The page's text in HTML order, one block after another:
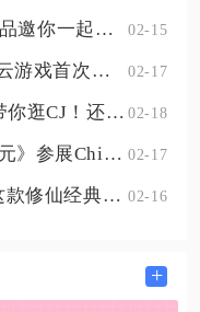
青蓝色内部空间，空
压力按钮，操控艾达
重磅消息：ChinaJoy数字藏品邀你一起评选 02-15
剑网3怀旧服30日火爆开启 云游戏首次亮相CJ打造舒适畅玩体验 02-17
《剑网3：指尖江湖》三妹带你逛CJ！还有惊喜嘉宾现场约定你！ 02-18
史诗魔幻策略手游《征战纪元》参展ChinaJoy，SLG与放置融合玩法来袭 02-17
MMO品类再现“革新者”？这款修仙经典IP产品在尝试破局 02-16
+